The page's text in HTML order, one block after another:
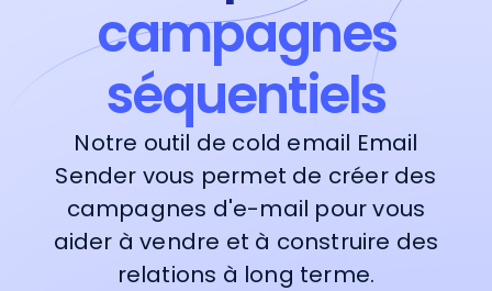
campagnes
séquentiels
Notre outil de cold email Email
Sender vous permet de créer des
campagnes d'e-mail pour vous
aider à vendre et à construire des
relations à long terme.